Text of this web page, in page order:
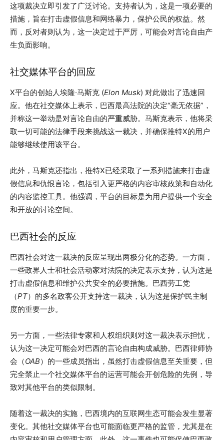
这项裁决立即引发了广泛讨论。支持者认为，这是一项必要的
措施，旨在打击虚假信息和网络暴力，保护公民的权益。然
而，反对者则认为，这一决定过于严厉，可能会对言论自由产
生负面影响。
社交媒体平台的回应
X平台的创始人埃隆·马斯克 (Elon Musk) 对此做出了迅速回
应。他在社交媒体上表示，巴西最高法院的决定“毫无依据”，
并称这一举动是对言论自由的严重威胁。马斯克表示，他将采
取一切可能的法律手段来挑战这一裁决，并确保推特X的用户
能够继续使用该平台。
此外，马斯克还指出，推特X已经采取了一系列措施来打击虚
假信息和仇恨言论，包括引入更严格的内容审核政策和自动化
的内容监控工具。他强调，平台的目标是为用户提供一个安全
和开放的讨论空间。
巴西社会的反应
巴西社会对这一裁决的反应呈现出两极分化的态势。一方面，
一些政界人士和社会活动家对法院的决定表示支持，认为这是
打击虚假信息和维护公共安全的必要措施。巴西劳工党
（PT）的多名政客公开支持这一裁决，认为这是保护民主制
度的重要一步。
另一方面，一些法律专家和人权组织则对这一裁决表示担忧，
认为这一决定可能会对巴西的言论自由构成威胁。巴西律师协
会（OAB）的一些成员指出，虽然打击虚假信息至关重要，但
完全禁止一个社交媒体平台的运营可能会开创危险的先例，导
致对其他平台的类似限制。
随着这一裁决的实施，巴西境内的互联网生态可能会发生显著
变化。其他社交媒体平台也可能面临更严格的监管，尤其是在